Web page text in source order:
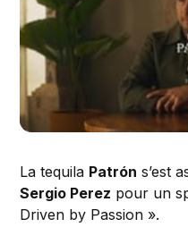
La tequila Patrón s’est
Sergio Perez pour un
Driven by Passion ».